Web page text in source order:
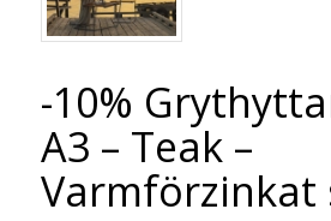
-10%
A3 – Teak –
Varmförzinkat